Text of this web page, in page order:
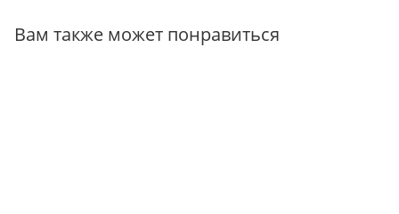
Вам также может понравиться